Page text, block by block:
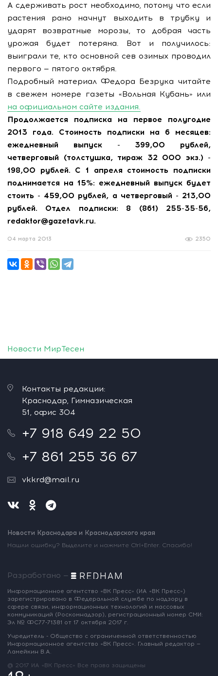
А сдерживать рост необходимо, потому что если
растения рано начнут выходить в трубку и
ударят возвратные морозы, то добрая часть
урожая будет потеряна. Вот и получилось:
выиграли те, кто основной сев озимых проводил
первого — пятого октября.
Подробный материал Федора Безрука читайте
в свежем номере газеты «Вольная Кубань» или
на официальном сайте издания.
Продолжается подписка на первое полугодие
2013 года. Стоимость подписки на 6 месяцев:
ежедневный выпуск - 399,00 рублей,
четверговый (толстушка, тираж 32 000 экз.) -
198,00 рублей. С 1 апреля стоимость подписки
поднимается на 15%: ежедневный выпуск будет
стоить - 459,00 рублей, а четверговый - 213,00
рублей. Отдел подписки: 8 (861) 255-35-56,
redaktor@gazetavk.ru.
2350
04 марта 2013
Новости МирТесен
Контакты редакции:
Краснодар, Гимназическая
51, офис 304
+7 918 649 22 50
+7 861 255 36 67
vkkrd@mail.ru
Новости Краснодара и Краснодарского края
Нашли ошибку? Выделите и нажмите Ctrl+Enter. Спасибо!
Разработано —
Информационное агентство «ВК Пресс» (ИА «ВК Пресс»)
зарегистрировано в Федеральной службе по надзору в
сфере связи, информационных технологий и массовых
коммуникаций (Роскомнадзор), регистрационный номер СМИ:
Эл № ФС77-71381 от 17 октября 2017 г.
Учредитель - Общество с ограниченной ответственностью
Информационное агентство «ВК Пресс». Главный редактор —
Ламейкин В.А.
@ 2017 ИА «ВК Пресс» Все права защищены